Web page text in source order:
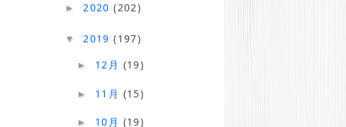
► 2020(202)
▼ 2019(197)
► 12月 (19)
► 11月 (15)
► 10月 (19)